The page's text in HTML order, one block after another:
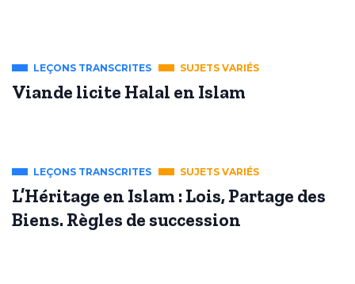
LEÇONS TRANSCRITES SUJETS VARIÉS
Viande licite Halal en Islam
LEÇONS TRANSCRITES SUJETS VARIÉS
L’Héritage en Islam : Lois, Partage des
Biens. Règles de succession